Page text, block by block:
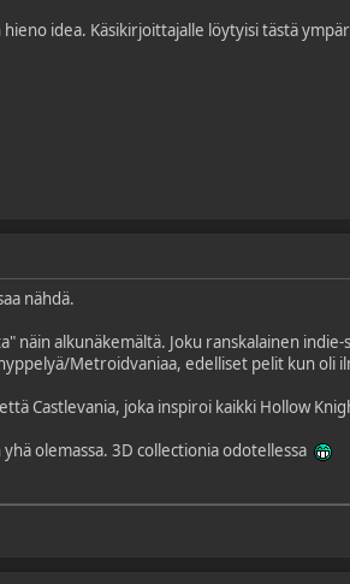
hieno idea. Käsikirjoittajalle löytyisi tästä
nähdä.
näin alkunäkemältä. Joku ranskalainen
Metroidvaniaa, edelliset pelit kun oli
Castlevania, joka inspiroi kaikki Hollow
olemassa. 3D collectionia odotellessa